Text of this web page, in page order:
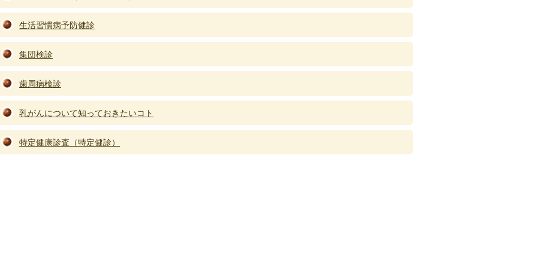
生活習慣病予防健診
集団検診
歯周病検診
乳がんについて知っておきたいコト
特定健康診査（特定健診）